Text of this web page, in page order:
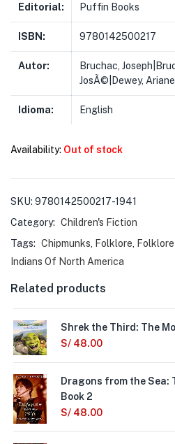
Editorial: Puffin Books
ISBN: 9780142500217
Autor:
Bruchac,
JosÃ©|Dewey, Ariane
Idioma: English
Availability: Out of stock
SKU: 9780142500217-1941
Category: Children's Fiction
Tags: Chipmunks Folklore
Indians Of North America
Related products
Shrek the Third: The
S/ 48.00
Dragons from the Sea:
Book 2
S/ 48.00